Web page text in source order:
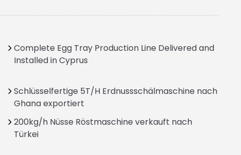
Complete Egg Tray Production Line Delivered and
Installed in Cyprus
Schlüsselfertige 5T/H Erdnussschälmaschine nach
Ghana exportiert
200kg/h Nüsse Röstmaschine verkauft nach
Türkei